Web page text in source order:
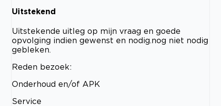
Uitstekend
Uitstekende uitleg op mijn vraag en goede
opvolging indien gewenst en nodig.nog niet nodig
gebleken.
Reden bezoek:
Onderhoud en/of APK
Service